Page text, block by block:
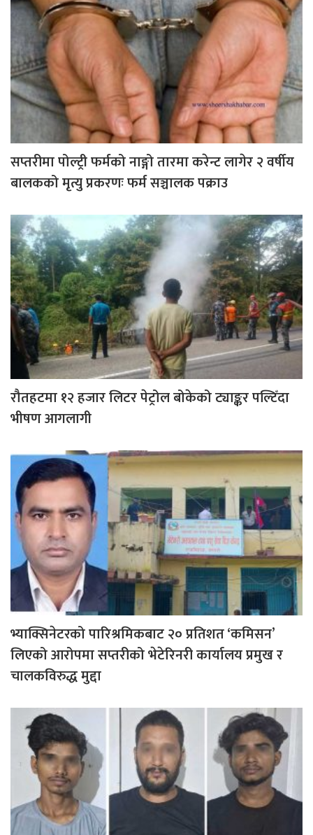
सप्तरीमा पोल्ट्री फर्मको नाङ्गो तारमा करेन्ट लागेर २ वर्षीय
बालकको मृत्यु प्रकरणः फर्म सञ्चालक पक्राउ
रौतहटमा १२ हजार लिटर पेट्रोल बोकेको ट्याङ्कर पल्टिँदा
भीषण आगलागी
भ्याक्सिनेटरको पारिश्रमिकबाट २० प्रतिशत ‘कमिसन’
लिएको आरोपमा सप्तरीको भेटेरिनरी कार्यालय प्रमुख र
चालकविरुद्ध मुद्दा